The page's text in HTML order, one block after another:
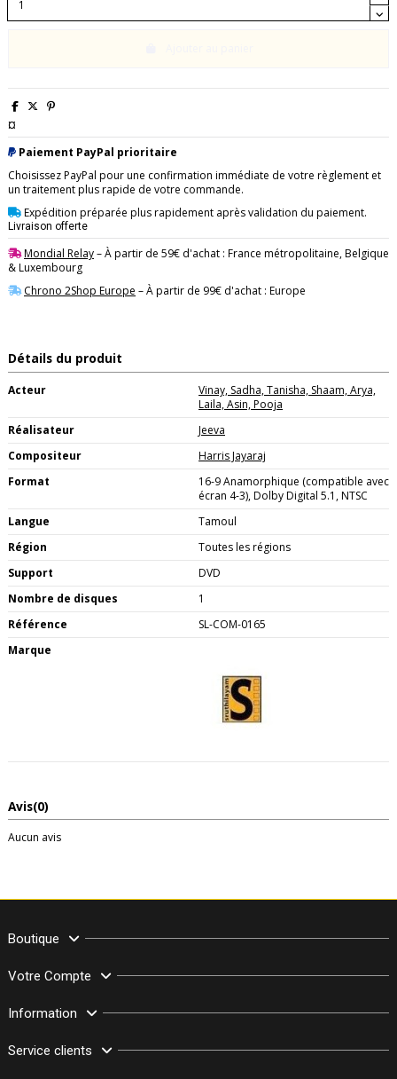
¤
Paiement PayPal prioritaire
Choisissez PayPal pour une confirmation immédiate de votre règlement et
un traitement plus rapide de votre commande.
Expédition préparée plus rapidement après validation du paiement.
Livraison offerte
Mondial Relay– À partir de 59€ d'achat : France métropolitaine, Belgique
& Luxembourg
Chrono 2Shop Europe – À partir de 99€ d'achat : Europe
Détails du produit
Acteur
Vinay, Sadha, Tanisha, Shaam, Arya,
Laila, Asin, Pooja
Réalisateur
Jeeva
Compositeur
Harris Jayaraj
Format
16-9 Anamorphique (compatible avec
écran 4-3), Dolby Digital 5.1, NTSC
Langue
Tamoul
Région
Toutes les régions
Support
DVD
Nombre de disques
1
Référence
SL-COM-0165
Marque
Avis(0)
Aucun avis
Boutique
Votre Compte
Information
Service clients